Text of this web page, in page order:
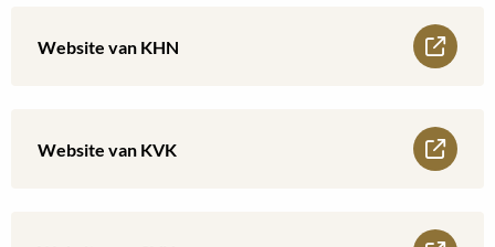
met
Website van KHN
Lees
Website van KVK
Lees